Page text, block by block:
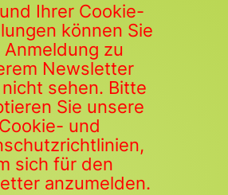
Ihrer Cookie-
können Sie
Anmeldung zu
Newsletter
sehen. Bitte
Sie unsere
Cookie- und
sich für den
anzumelden.